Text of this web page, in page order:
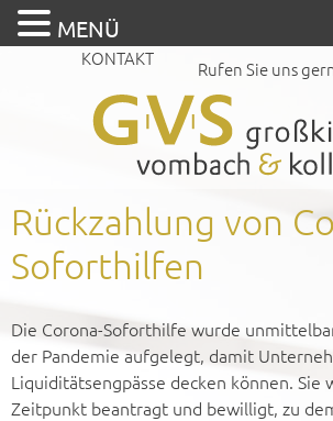
Rufen Sie uns
KONTAKT
Rückzahlung von
Soforthilfen
Die Corona-Soforthilfe wurde
der Pandemie aufgelegt, damit
Liquiditätsengpässe decken können. Sie
Zeitpunkt beantragt und bewilligt, zu
MENÜ